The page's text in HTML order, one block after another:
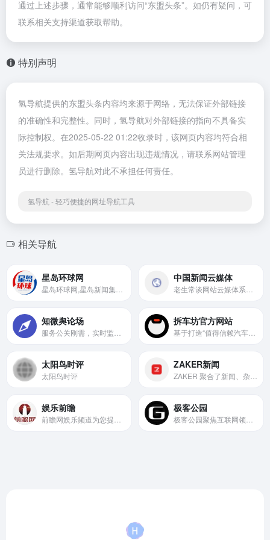
通过上述步骤，通常能够顺利访问“东盟头条”。如仍有疑问，可
联系相关支持渠道获取帮助。
特别声明
氢导航提供的东盟头条内容均来源于网络，无法保证外部链接
的准确性和完整性。同时，氢导航对外部链接的指向不具备实
际控制权。在2025-05-22 01:22收录时，该网页内容均符合相
关法规要求。如后期网页内容出现违规情况，请联系网站管理
员进行删除。氢导航对此不承担任何责任。
氢导航 - 轻巧便捷的网址导航工具
相关导航
星岛环球网 中国新闻云媒体
知微舆论场 拆车坊官方网站
太阳鸟时评
太阳鸟时评
ZAKER新闻
娱乐前瞻 极客公园